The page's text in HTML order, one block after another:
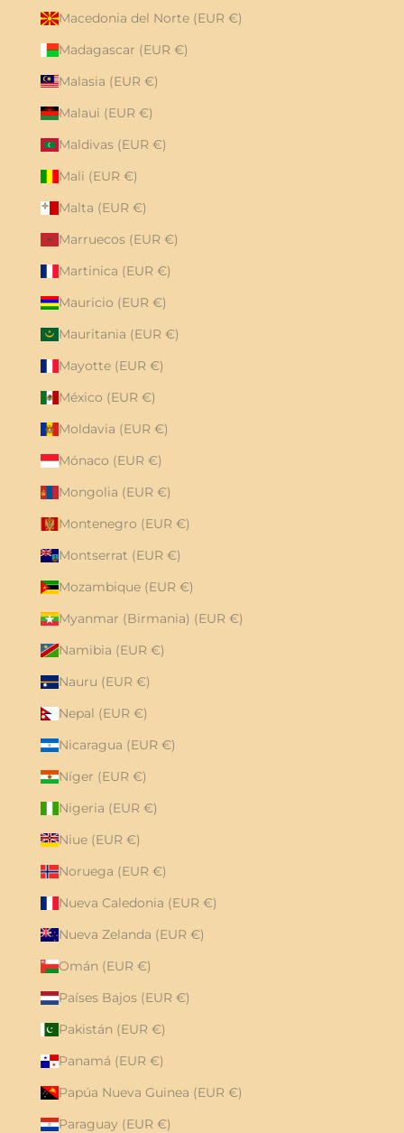
Macedonia del Norte (EUR €)
Madagascar (EUR €)
Malasia (EUR €)
Malaui (EUR €)
Maldivas (EUR €)
Mali (EUR €)
Malta (EUR €)
Marruecos (EUR €)
Martinica (EUR €)
Mauricio (EUR €)
Mauritania (EUR €)
Mayotte (EUR €)
México (EUR €)
Moldavia (EUR €)
Mónaco (EUR €)
Mongolia (EUR €)
Montenegro (EUR €)
Montserrat (EUR €)
Mozambique (EUR €)
Myanmar (Birmania) (EUR €)
Namibia (EUR €)
Nauru (EUR €)
Nepal (EUR €)
Nicaragua (EUR €)
Níger (EUR €)
Nigeria (EUR €)
Niue (EUR €)
Noruega (EUR €)
Nueva Caledonia (EUR €)
Nueva Zelanda (EUR €)
Omán (EUR €)
Países Bajos (EUR €)
Pakistán (EUR €)
Panamá (EUR €)
Papúa Nueva Guinea (EUR €)
Paraguay (EUR €)